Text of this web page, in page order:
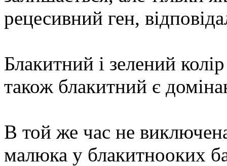
рецесивний ген,
Блакитний і зелений
також блакитний є
В той же час не
малюка у блакитнооких